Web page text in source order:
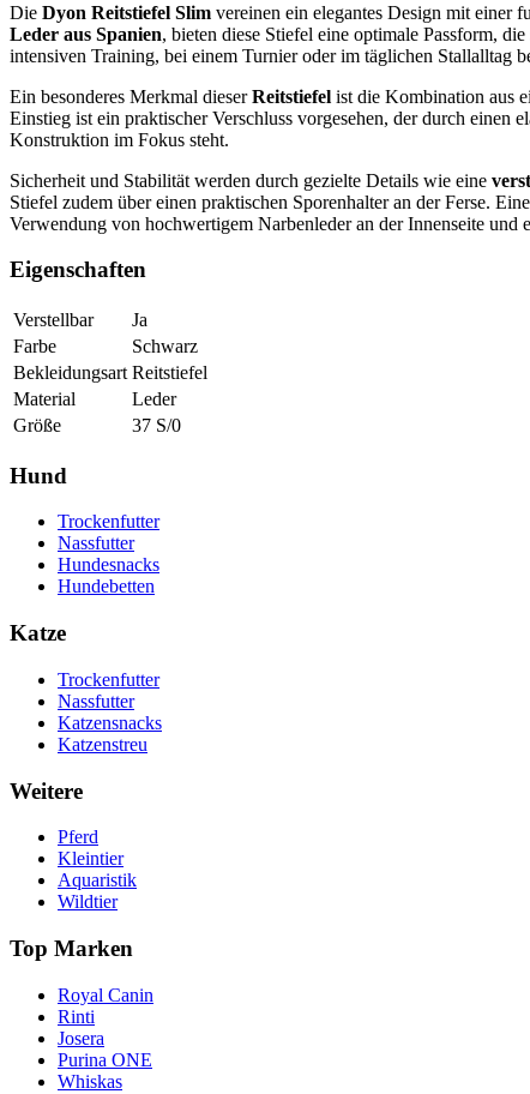
Die Dyon Reitstiefel Slim vereinen ein elegantes Design mit einer
Leder aus Spanien, bieten diese Stiefel eine optimale Passform,
intensiven Training, bei einem Turnier oder im täglichen Stallalltag
Ein besonderes Merkmal dieserReitstiefel ist die Kombination aus
Einstieg ist ein praktischer Verschluss vorgesehen, der durch
Konstruktion im Fokus steht.
Sicherheit und Stabilität werden durch gezielte Details wie eine
Stiefel zudem über einen praktischen Sporenhalter an der Ferse.
Verwendung von hochwertigem Narbenleder an der Innenseite
Eigenschaften
Verstellbar
Ja
Farbe
Schwarz
Bekleidungsart Reitstiefel
Material
Leder
Größe
37 S/0
Hund
Trockenfutter
Nassfutter
Hundesnacks
Hundebetten
Katze
Trockenfutter
Nassfutter
Katzensnacks
Katzenstreu
Weitere
Pferd
Kleintier
Aquaristik
Wildtier
Top Marken
Royal Canin
Rinti
Josera
Purina ONE
Whiskas